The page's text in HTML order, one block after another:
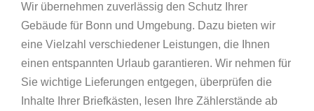
Wir übernehmen zuverlässig den Schutz Ihrer
Gebäude für Bonn und Umgebung. Dazu bieten wir
eine Vielzahl verschiedener Leistungen, die Ihnen
einen entspannten Urlaub garantieren. Wir nehmen für
Sie wichtige Lieferungen entgegen, überprüfen die
Inhalte Ihrer Briefkästen, lesen Ihre Zählerstände ab